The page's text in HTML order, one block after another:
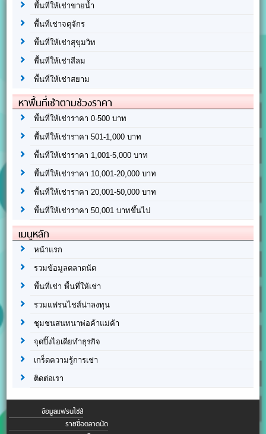
พื้นที่ให้เช่าขายน้ำ
พื้นที่เช่าจตุจักร
พื้นที่ให้เช่าสุขุมวิท
พื้นที่ให้เช่าสีลม
พื้นที่ให้เช่าสยาม
หาพื้นที่เช่าตามช่วงราคา
พื้นที่ให้เช่าราคา 0-500 บาท
พื้นที่ให้เช่าราคา 501-1,000 บาท
พื้นที่ให้เช่าราคา 1,001-5,000 บาท
พื้นที่ให้เช่าราคา 10,001-20,000 บาท
พื้นที่ให้เช่าราคา 20,001-50,000 บาท
พื้นที่ให้เช่าราคา 50,001 บาทขึ้นไป
เมนูหลัก
หน้าแรก
รวมข้อมูลตลาดนัด
พื้นที่เช่า พื้นที่ให้เช่า
รวมแฟรนไชส์น่าลงทุน
ชุมชนสนทนาพ่อค้าแม่ค้า
จุดปิ๊งไอเดียทำธุรกิจ
เกร็ดความรู้การเช่า
ติดต่อเรา
ข้อมูลแฟรนไชส์
รายชื่อตลาดนัด